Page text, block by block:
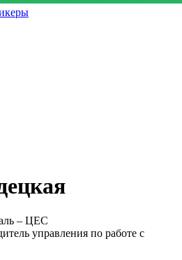
– ЦЕС
управления по работе с